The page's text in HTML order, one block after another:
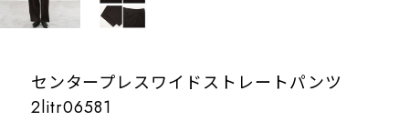
センタープレスワイドストレートパンツ
2litr06581